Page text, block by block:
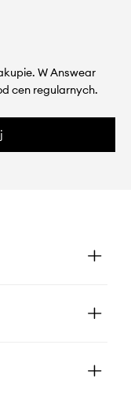
W Answear
cen regularnych.